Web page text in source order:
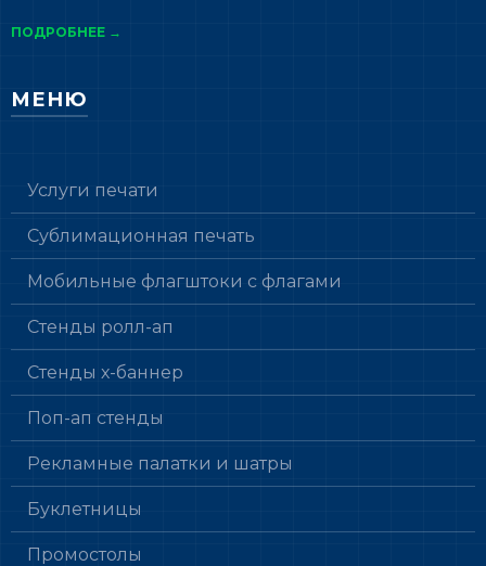
ПОДРОБНЕЕ →
МЕНЮ
Услуги печати
Сублимационная печать
Мобильные флагштоки с флагами
Стенды ролл-ап
Стенды х-баннер
Поп-ап стенды
Рекламные палатки и шатры
Буклетницы
Промостолы